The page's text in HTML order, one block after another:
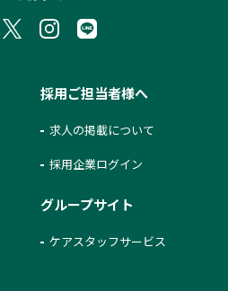
採用ご担当者様へ
求人の掲載について
採用企業ログイン
グループサイト
ケアスタッフサービス